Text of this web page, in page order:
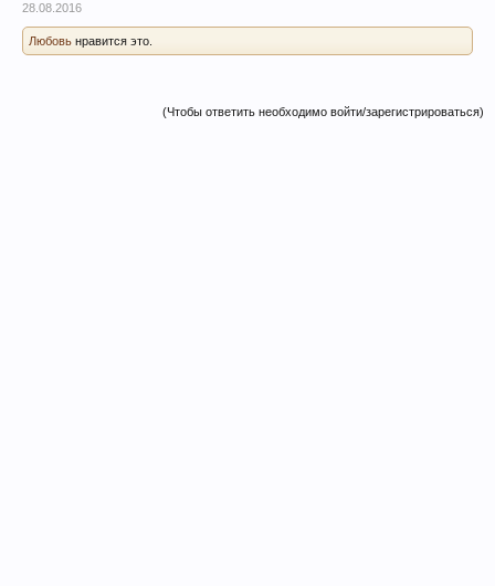
28.08.2016
Любовь нравится это.
(Чтобы ответить необходимо войти/зарегистрироваться)